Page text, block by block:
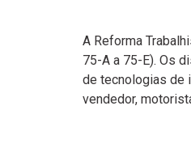
A Reforma
75-A a 75-E). Os
de tecnologias de
vendedor,